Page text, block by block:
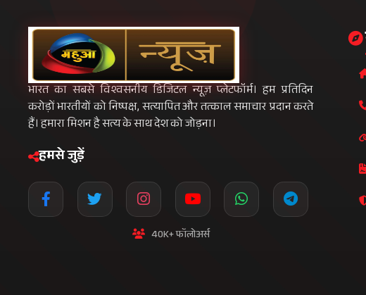
भारत का सबसे विश्वसनीय डिजिटल न्यूज़ प्लेटफॉर्म। हम प्रतिदिन
करोड़ों भारतीयों को निष्पक्ष, सत्यापित और तत्काल समाचार प्रदान करते
हैं। हमारा मिशन है सत्य के साथ देश को जोड़ना।
हमसे जुड़ें
40K+ फॉलोअर्स